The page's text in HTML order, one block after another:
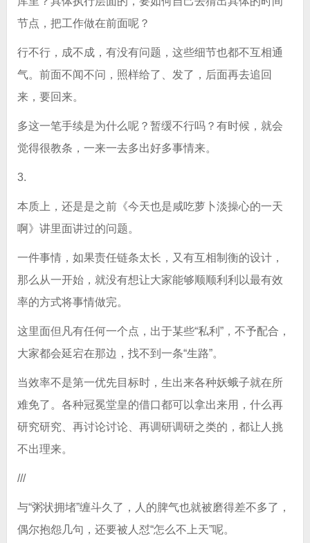
节点，把工作做在前面呢？
行不行，成不成，有没有问题，这些细节也都不互相通
气。前面不闻不问，照样给了、发了，后面再去追回
来，要回来。
多这一笔手续是为什么呢？暂缓不行吗？有时候，就会
觉得很教条，一来一去多出好多事情来。
3.
本质上，还是是之前《今天也是咸吃萝卜淡操心的一天
啊》讲里面讲过的问题。
一件事情，如果责任链条太长，又有互相制衡的设计，
那么从一开始，就没有想让大家能够顺顺利利以最有效
率的方式将事情做完。
这里面但凡有任何一个点，出于某些“私利”，不予配合，
大家都会延宕在那边，找不到一条“生路”。
当效率不是第一优先目标时，生出来各种妖蛾子就在所
难免了。各种冠冕堂皇的借口都可以拿出来用，什么再
研究研究、再讨论讨论、再调研调研之类的，都让人挑
不出理来。
///
与“粥状拥堵”缠斗久了，人的脾气也就被磨得差不多了，
偶尔抱怨几句，还要被人怼“怎么不上天”呢。